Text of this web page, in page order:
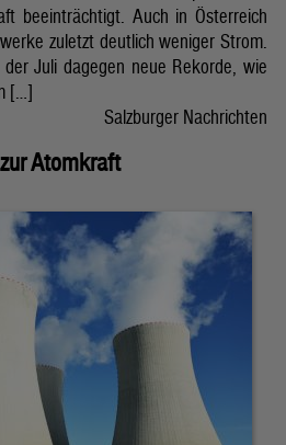
beeinträchtigt. Auch in Österreich
zuletzt deutlich weniger Strom.
Juli dagegen neue Rekorde, wie
[…]
Salzburger Nachrichten
Atomkraft